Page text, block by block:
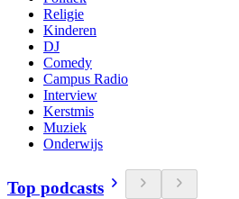
Religie
Kinderen
DJ
Comedy
Campus Radio
Interview
Kerstmis
Muziek
Onderwijs
Top podcasts